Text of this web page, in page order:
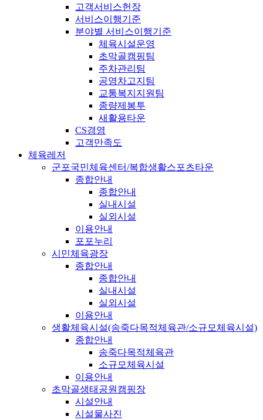
고객서비스헌장
서비스이행기준
분야별 서비스이행기준
체육시설운영
초막골캠핑팀
주차관리팀
공영차고지팀
교통복지지원팀
종량제봉투
새활용타운
CS경영
고객만족도
체육레저
군포국민체육센터/복합생활스포츠타운
종합안내
종합안내
실내시설
실외시설
이용안내
포포누리
시민체육광장
종합안내
종합안내
실내시설
실외시설
이용안내
생활체육시설(송죽다목적체육관/소규모체육시설)
종합안내
송죽다목적체육관
소규모체육시설
이용안내
초막골생태공원캠핑장
시설안내
시설물사진